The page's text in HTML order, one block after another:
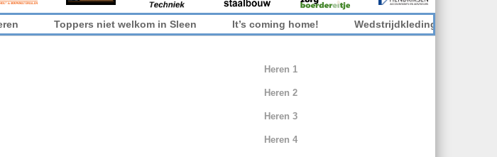
Toppers niet welkom in Sleen It’s coming home!
Wedstrijdkleding inleveren
Heren 1
Heren 2
Heren 3
Heren 4